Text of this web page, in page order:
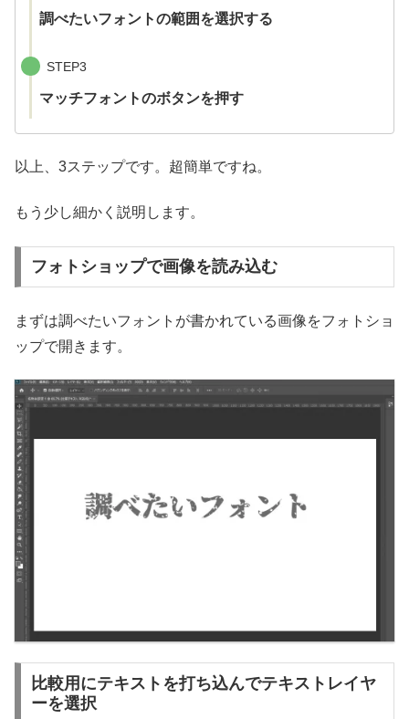
調べたいフォントの範囲を選択する
STEP3
マッチフォントのボタンを押す
以上、3ステップです。超簡単ですね。
もう少し細かく説明します。
フォトショップで画像を読み込む
まずは調べたいフォントが書かれている画像をフォトショ
ップで開きます。
比較用にテキストを打ち込んでテキストレイヤ
ーを選択